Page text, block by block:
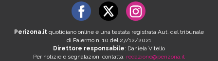
Perizona.it quotidiano online è una testata registrata Aut. del tribunale
di Palermo n. 10 del 27/12/2021
Direttore responsabile: Daniela Vitello
Per notizie e segnalazioni contatta: redazione@perizona.it